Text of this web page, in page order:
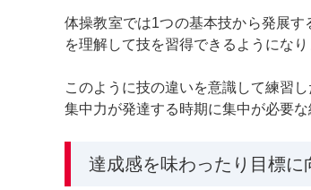
体操教室では1つの基本技から発展
を理解して技を習得できるようになり
このように技の違いを意識して練習
集中力が発達する時期に集中が必要
達成感を味わったり目標